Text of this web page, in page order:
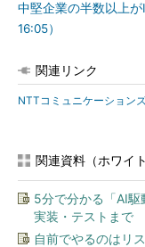
中堅企業の半数以上
16:05）
関連リンク
NTTコミュニケーション
関連資料（ホワイ
5分で分かる「AI駆
実装・テストまで
自前でやるのはリ